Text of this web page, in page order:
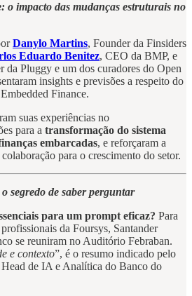
o impacto das mudanças estruturais no
Danylo Martins, Founder da Finsiders
Eduardo Benitez, CEO da BMP, e
da Pluggy e um dos curadores do Open
insights e previsões a respeito do
Finance.
suas experiências no
para a transformação do sistema
embarcadas, e reforçaram a
para o crescimento do setor.
segredo de saber perguntar
para um prompt eficaz? Para
da Foursys, Santander
se reuniram no Auditório Febraban.
e contexto”, é o resumo indicado pelo
Head de IA e Analítica do Banco do